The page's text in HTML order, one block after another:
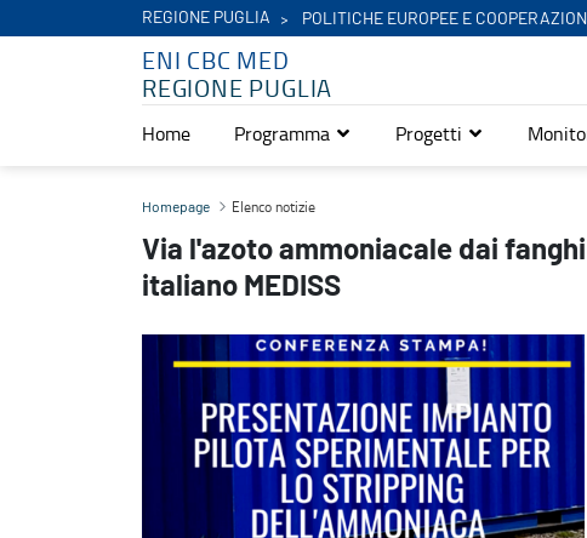
REGIONE PUGLIA POLITICHE EUROPEE E
ENI CBC MED
REGIONE PUGLIA
Home Programma Progetti
Via l'azoto ammoniacale dai fanghi di scarto, è pronto l’impianto italiano
Homepage Elenco notizie
Via l'azoto ammoniacale dai
italiano MEDISS